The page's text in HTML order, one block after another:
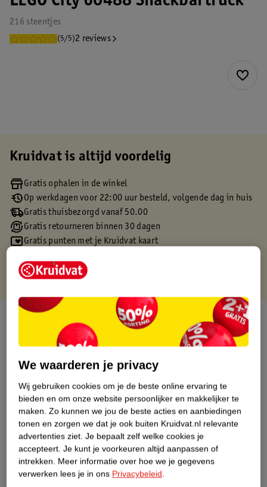
216 steentjes
(5/5)2 reviews
Kruidvat is altijd voordelig
Gratis ophalen in de winkel
Op werkdagen voor 22:00 uur besteld, volgende dag in huis
Gratis thuisbezorgd vanaf 50.00
Gratis retourneren binnen 30 dagen
Gratis punten met je Kruidvat kaart
Over dit product
Productinformatie
Etiketinformatie
Nature Impact Score
Dit product heeft (nog) geen Nature
Impact Score.
Meer informatie
We waarderen je privacy
Wij gebruiken cookies om je de beste online ervaring te
bieden en om onze website persoonlijker en makkelijker te
maken. Zo kunnen we jou de beste acties en aanbiedingen
tonen en zorgen we dat je ook buiten Kruidvat.nl relevante
advertenties ziet. Je bepaalt zelf welke cookies je
accepteert. Je kunt je voorkeuren altijd aanpassen of
intrekken. Meer informatie over hoe we je gegevens
verwerken lees je in ons Privacybeleid.